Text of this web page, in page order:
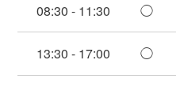
08:30 - 11:30 ◯
13:30 - 17:00 ◯